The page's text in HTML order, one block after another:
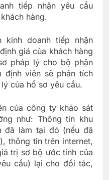
tiếp nhận yêu cầu
hàng.
kinh doanh tiếp nhận
giá của khách hàng
pháp lý cho bộ phận
định viên sẽ phân tích
của hồ sơ yêu cầu.
của công ty khảo sát
như: Thông tin khu
đã làm tại đó (nếu đã
thông tin trên internet,
trị sơ bộ ước tính của
cầu) lại cho đối tác,